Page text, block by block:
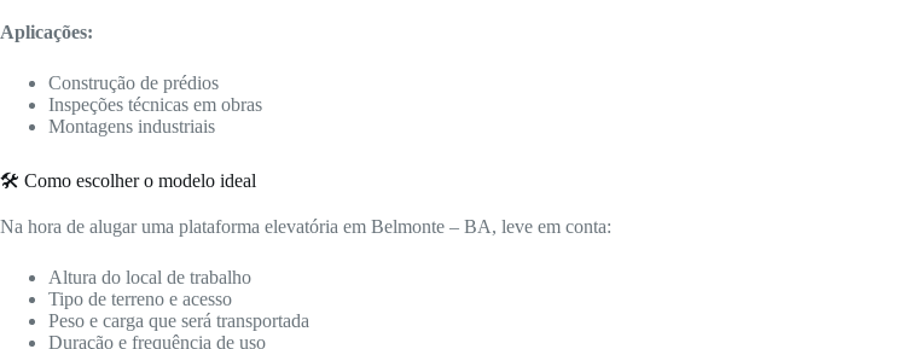
Aplicações:
Construção de prédios
Inspeções técnicas em obras
Montagens industriais
🛠️ Como escolher o modelo ideal
Na hora de alugar uma plataforma elevatória em Belmonte – BA, leve em conta:
Altura do local de trabalho
Tipo de terreno e acesso
Peso e carga que será transportada
Duração e frequência de uso